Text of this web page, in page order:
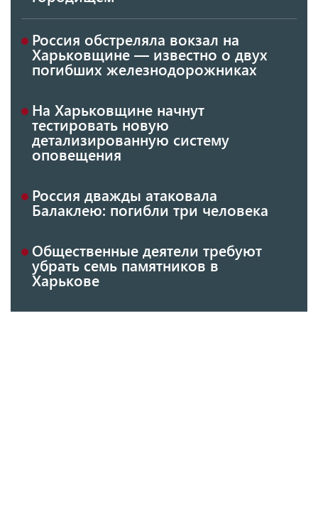
Россия обстреляла вокзал на
Харьковщине — известно о двух
погибших железнодорожниках
На Харьковщине начнут
тестировать новую
детализированную систему
оповещения
Россия дважды атаковала
Балаклею: погибли три человека
Общественные деятели требуют
убрать семь памятников в
Харькове